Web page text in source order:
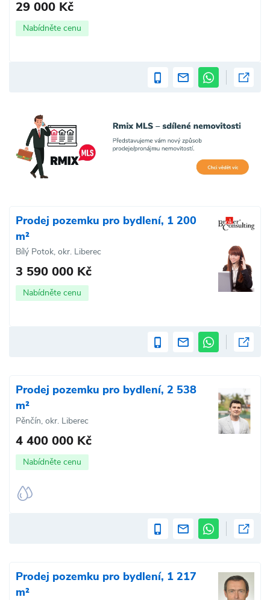
29 000 Kč
Nabídněte cenu
Prodej pozemku pro bydlení, 1 200
m²
Bílý Potok, okr. Liberec
3 590 000 Kč
Nabídněte cenu
Prodej pozemku pro bydlení, 2 538
m²
Pěnčín, okr. Liberec
4 400 000 Kč
Nabídněte cenu
Prodej pozemku pro bydlení, 1 217
m²